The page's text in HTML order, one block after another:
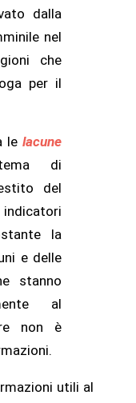
dalla
nel
che
per il
lelacune
di
del
indicatori
la
e delle
stanno
al
non è
utili al